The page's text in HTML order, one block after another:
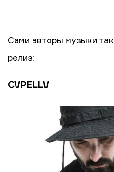
Сами авторы музыки
релиз:
CVPELLV